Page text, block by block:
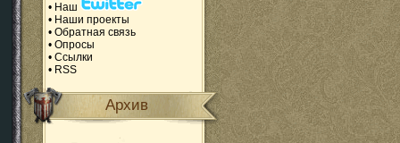
• Наш
• Наши проекты
• Обратная связь
• Опросы
• Ссылки
• RSS
Архив